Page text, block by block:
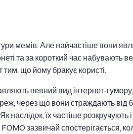
мемів. Але найчастіше вони
та за короткий час набувають
що йому бракує користі.
певний вид інтернет-
через що вони страждають від
наслідок, їх частіше
зазвичай спостерігається,